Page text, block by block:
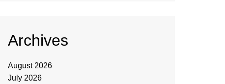
Archives
August 2026
July 2026